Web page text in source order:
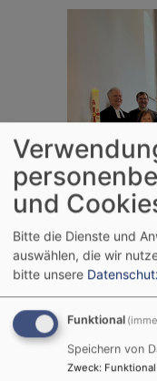
und
Bitte die Dienste und
auswählen, die wir
bitte unsere
Funktional
Speichern von
Zweck: Funktional